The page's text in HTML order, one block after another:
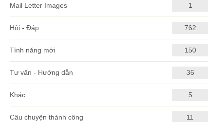
Mail Letter Images 1
Hỏi - Đáp 762
Tính năng mới 150
Tư vấn - Hướng dẫn 36
Khác 5
Câu chuyện thành công 11